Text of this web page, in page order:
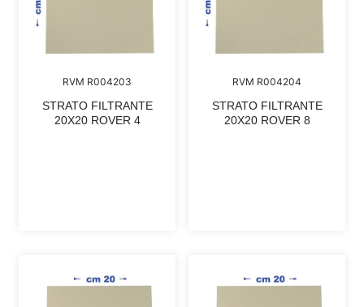
RVM R004203
STRATO FILTRANTE
20X20 ROVER 4
RVM R004204
STRATO FILTRANTE
20X20 ROVER 8